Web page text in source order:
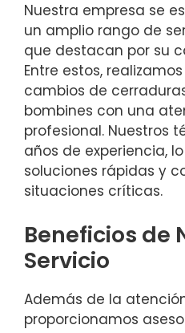
Nuestra empresa se
un amplio rango de
que destacan por su
Entre estos,
cambios de
bombines con una
profesional. Nuestros
años de experiencia,
soluciones rápidas y
situaciones críticas.
Beneficios de
Servicio
Además de la
proporcionamos